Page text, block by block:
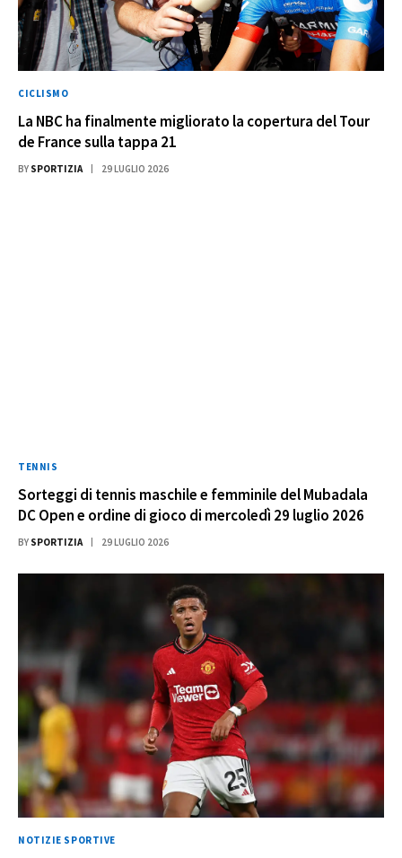
CICLISMO
La NBC ha finalmente migliorato la copertura del Tour
de France sulla tappa 21
BY SPORTIZIA 29 LUGLIO 2026
TENNIS
Sorteggi di tennis maschile e femminile del Mubadala
DC Open e ordine di gioco di mercoledì 29 luglio 2026
BY SPORTIZIA 29 LUGLIO 2026
NOTIZIE SPORTIVE